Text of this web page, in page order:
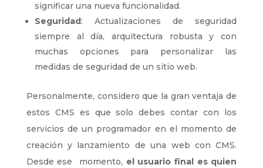
significar una nueva funcionalidad.
Seguridad: Actualizaciones de seguridad
siempre al día, arquitectura robusta y con
muchas opciones para personalizar las
medidas de seguridad de un sitio web.
Personalmente, considero que la gran ventaja de
estos CMS es que solo debes contar con los
servicios de un programador en el momento de
creación y lanzamiento de una web con CMS.
Desde ese momento, el usuario final es quien